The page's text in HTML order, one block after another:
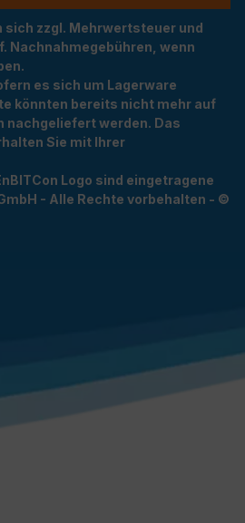
sich zzgl. Mehrwertsteuer und
Nachnahmegebühren, wenn
es sich um Lagerware
könnten bereits nicht mehr auf
nachgeliefert werden. Das
Sie mit Ihrer
Logo sind eingetragene
- Alle Rechte vorbehalten - ©